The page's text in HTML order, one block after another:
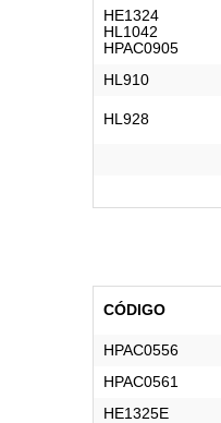
HE1324
HL1042
HPAC0905
HL910
HL928
CÓDIGO
HPAC0556
HPAC0561
HE1325E